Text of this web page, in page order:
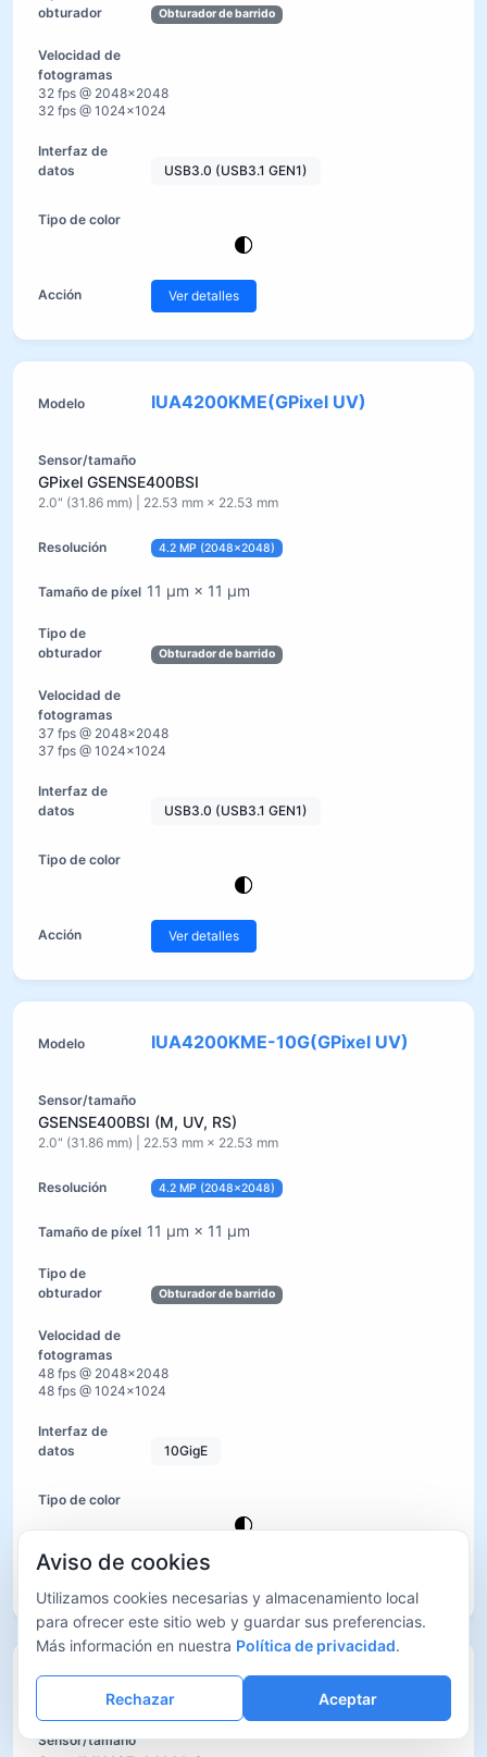
Obturador de barrido
32 fps @ 2048×2048
32 fps @ 1024×1024
USB3.0 (USB3.1 GEN1)
Ver detalles
IUA4200KME(GPixel UV)
GPixel GSENSE400BSI
2.0" (31.86 mm) | 22.53 mm × 22.53 mm
4.2 MP (2048×2048)
11 µm × 11 µm
Obturador de barrido
37 fps @ 2048×2048
37 fps @ 1024×1024
USB3.0 (USB3.1 GEN1)
Ver detalles
IUA4200KME-10G(GPixel UV)
GSENSE400BSI (M, UV, RS)
2.0" (31.86 mm) | 22.53 mm × 22.53 mm
4.2 MP (2048×2048)
11 µm × 11 µm
Obturador de barrido
48 fps @ 2048×2048
48 fps @ 1024×1024
10GigE
Ver detalles
IUA8000KMA(Sony GS-UV)
Aviso de cookies
Utilizamos cookies necesarias y almacenamiento local
para ofrecer este sitio web y guardar sus preferencias.
Más información en nuestra Política de privacidad.
Rechazar Aceptar